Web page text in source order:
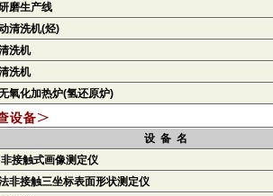
磨生产线
清洗机(烃)
洗机
洗机
氧化加热炉(氢还原炉)
设 备 名
接触式画像测定仪
非接触三坐标表面形状测定仪